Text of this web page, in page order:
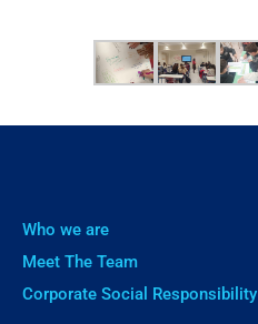
Who we are
Meet The Team
Corporate Social Responsibility